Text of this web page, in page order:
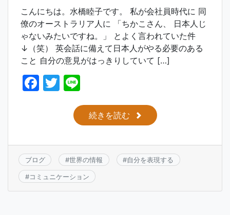
こんにちは。水橋睦子です。 私が会社員時代に 同
僚のオーストラリア人に 「ちかこさん、 日本人じ
ゃないみたいですね。」 とよく言われていた件
↓（笑） 英会話に備えて日本人がやる必要のある
こと 自分の意見がはっきりしていて […]
F
b
o
o
k
T
itt
e続きを読む
ブログ #世界の情報 #自分を表現する
#コミュニケーション